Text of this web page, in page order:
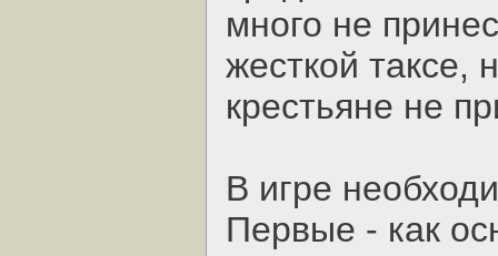
много не
жесткой таксе,
крестьяне не
В игре
Первые - как